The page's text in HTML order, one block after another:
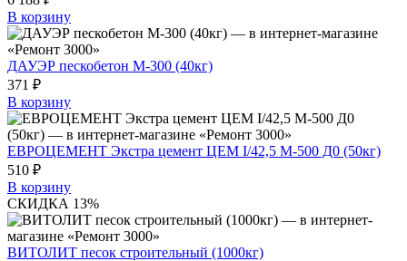
В корзину
ДАУЭР пескобетон М-300 (40кг)
371 ₽
В корзину
ЕВРОЦЕМЕНТ Экстра цемент ЦЕМ I/42,5 М-500 Д0 (50кг)
510 ₽
В корзину
СКИДКА 13%
ВИТОЛИТ песок строительный (1000кг)